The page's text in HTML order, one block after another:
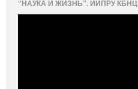
“НАУКА И ЖИЗНЬ”. ИИПРУ